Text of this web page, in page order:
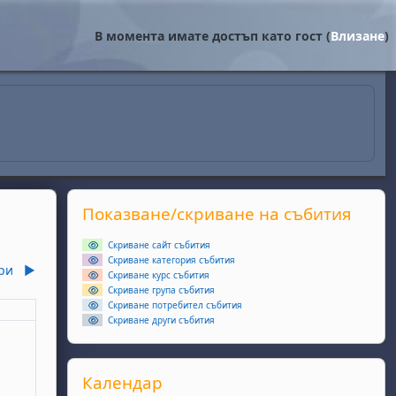
В момента имате достъп като гост (Влизане)
▶︎
4 януаринеделя, 5 януари
Supplementary blocks
Прескочи Показване/скриване на събития
Показване/скриване на събития
Скриване сайт събития
Скриване категория събития
Скриване курс събития
Скриване група събития
Скриване потребител събития
Скриване други събития
Прескочи Календар
Календар